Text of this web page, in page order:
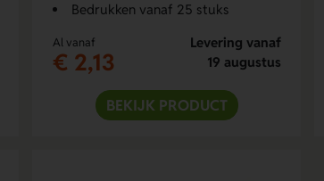
Bedrukken vanaf 25 stuks
Al vanaf
€ 2,13
Levering vanaf
19 augustus
BEKIJK PRODUCT